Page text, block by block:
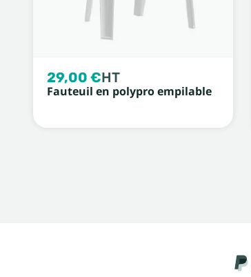
29,00 €HT
Fauteuil en polypro empilable